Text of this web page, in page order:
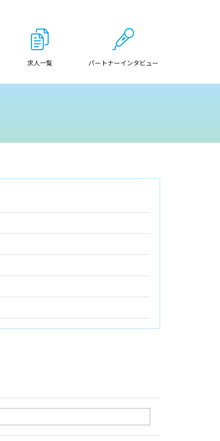
求人一覧 パートナーインタビュー